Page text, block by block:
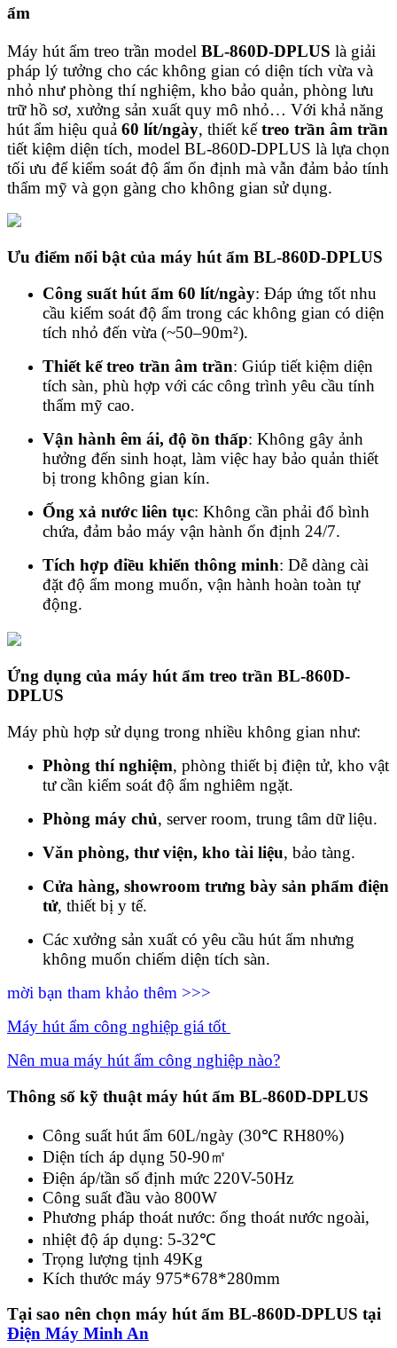
ẩm
Máy hút ẩm treo trần model BL-860D-DPLUS là giải
pháp lý tưởng cho các không gian có diện tích vừa và
nhỏ như phòng thí nghiệm, kho bảo quản, phòng lưu
trữ hồ sơ, xưởng sản xuất quy mô nhỏ… Với khả năng
hút ẩm hiệu quả 60 lít/ngày, thiết kếtreo trần âm trần
tiết kiệm diện tích, model BL-860D-DPLUS là lựa chọn
tối ưu để kiểm soát độ ẩm ổn định mà vẫn đảm bảo tính
thẩm mỹ và gọn gàng cho không gian sử dụng.
Ưu điểm nổi bật của máy hút ẩm BL-860D-DPLUS
Công suất hút ẩm 60 lít/ngày: Đáp ứng tốt nhu
cầu kiểm soát độ ẩm trong các không gian có diện
tích nhỏ đến vừa (~50–90m²).
Thiết kế treo trần âm trần: Giúp tiết kiệm diện
tích sàn, phù hợp với các công trình yêu cầu tính
thẩm mỹ cao.
Vận hành êm ái, độ ồn thấp: Không gây ảnh
hưởng đến sinh hoạt, làm việc hay bảo quản thiết
bị trong không gian kín.
Ống xả nước liên tục: Không cần phải đổ bình
chứa, đảm bảo máy vận hành ổn định 24/7.
Tích hợp điều khiển thông minh: Dễ dàng cài
đặt độ ẩm mong muốn, vận hành hoàn toàn tự
động.
Ứng dụng của máy hút ẩm treo trần BL-860D-
DPLUS
Máy phù hợp sử dụng trong nhiều không gian như:
Phòng thí nghiệm, phòng thiết bị điện tử, kho vật
tư cần kiểm soát độ ẩm nghiêm ngặt.
Phòng máy chủ, server room, trung tâm dữ liệu.
Văn phòng, thư viện, kho tài liệu, bảo tàng.
Cửa hàng, showroom trưng bày sản phẩm điện
tử, thiết bị y tế.
Các xưởng sản xuất có yêu cầu hút ẩm nhưng
không muốn chiếm diện tích sàn.
mời bạn tham khảo thêm >>>
Máy hút ẩm công nghiệp giá tốt
Nên mua máy hút ẩm công nghiệp nào?
Thông số kỹ thuật máy hút ẩm BL-860D-DPLUS
Công suất hút ẩm 60L/ngày (30℃ RH80%)
Diện tích áp dụng 50-90㎡
Điện áp/tần số định mức 220V-50Hz
Công suất đầu vào 800W
Phương pháp thoát nước: ống thoát nước ngoài,
nhiệt độ áp dụng: 5-32℃
Trọng lượng tịnh 49Kg
Kích thước máy 975*678*280mm
Tại sao nên chọn máy hút ẩm BL-860D-DPLUS tại
Điện Máy Minh An